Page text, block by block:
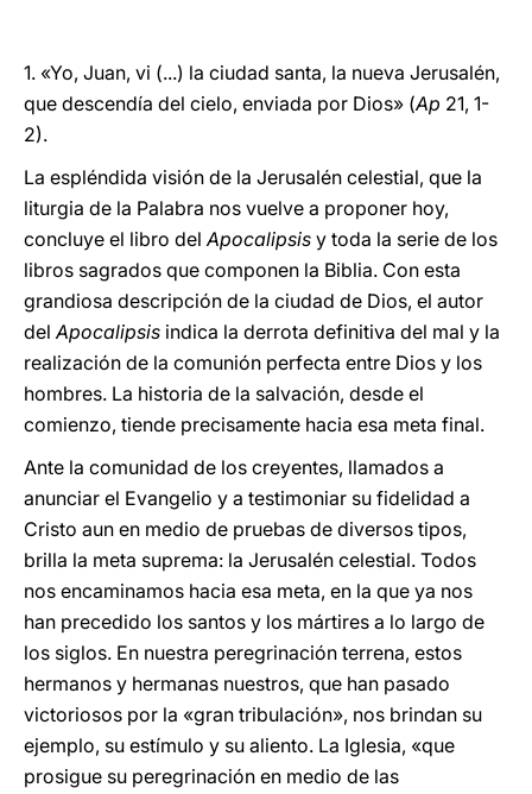
1. «Yo, Juan, vi (...) la ciudad santa, la nueva Jerusalén,
que descendía del cielo, enviada por Dios» (Ap 21, 1-
2).
La espléndida visión de la Jerusalén celestial, que la
liturgia de la Palabra nos vuelve a proponer hoy,
concluye el libro delApocalipsis y toda la serie de los
libros sagrados que componen la Biblia. Con esta
grandiosa descripción de la ciudad de Dios, el autor
delApocalipsis indica la derrota definitiva del mal y la
realización de la comunión perfecta entre Dios y los
hombres. La historia de la salvación, desde el
comienzo, tiende precisamente hacia esa meta final.
Ante la comunidad de los creyentes, llamados a
anunciar el Evangelio y a testimoniar su fidelidad a
Cristo aun en medio de pruebas de diversos tipos,
brilla la meta suprema: la Jerusalén celestial. Todos
nos encaminamos hacia esa meta, en la que ya nos
han precedido los santos y los mártires a lo largo de
los siglos. En nuestra peregrinación terrena, estos
hermanos y hermanas nuestros, que han pasado
victoriosos por la «gran tribulación», nos brindan su
ejemplo, su estímulo y su aliento. La Iglesia, «que
prosigue su peregrinación en medio de las